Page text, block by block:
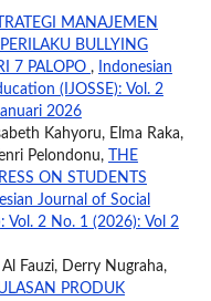
MANAJEMEN
BULLYING
7 PALOPO ,
Indonesian
(IJOSSE): Vol. 2
2026
Kahyoru, Elma Raka,
Pelondonu,
THE
ON STUDENTS
Journal of Social
Vol. 2 No. 1 (2026): Vol 2
Fauzi, Derry Nugraha,
PRODUK